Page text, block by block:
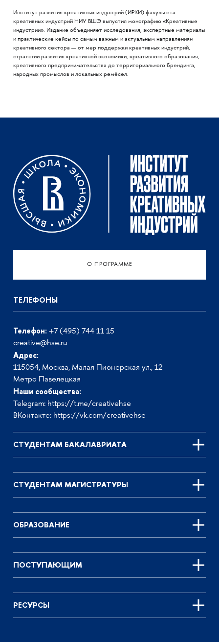
Институт развития креативных индустрий (ИРКИ) факультета
креативных индустрий НИУ ВШЭ выпустил монографию «Креативные
индустрии». Издание объединяет исследования, экспертные материалы
и практические кейсы по самым важным и актуальным направлениям
креативного сектора — от мер поддержки креативных индустрий,
стратегии развития креативной экономики, креативного образования,
креативного предпринимательства до территориального брендинга,
народных промыслов и локальных ремёсел.
О ПРОГРАММЕ
ТЕЛЕФОНЫ
Телефон: +7 (495) 744 11 15
creative@hse.ru
Адрес:
115054, Москва, Малая Пионерская ул., 12
Метро Павелецкая
Наши сообщества:
Telegram: https://t.me/creativehse
ВКонтакте: https://vk.com/creativehse
СТУДЕНТАМ БАКАЛАВРИАТА
СТУДЕНТАМ МАГИСТРАТУРЫ
ОБРАЗОВАНИЕ
ПОСТУПАЮЩИМ
РЕСУРСЫ